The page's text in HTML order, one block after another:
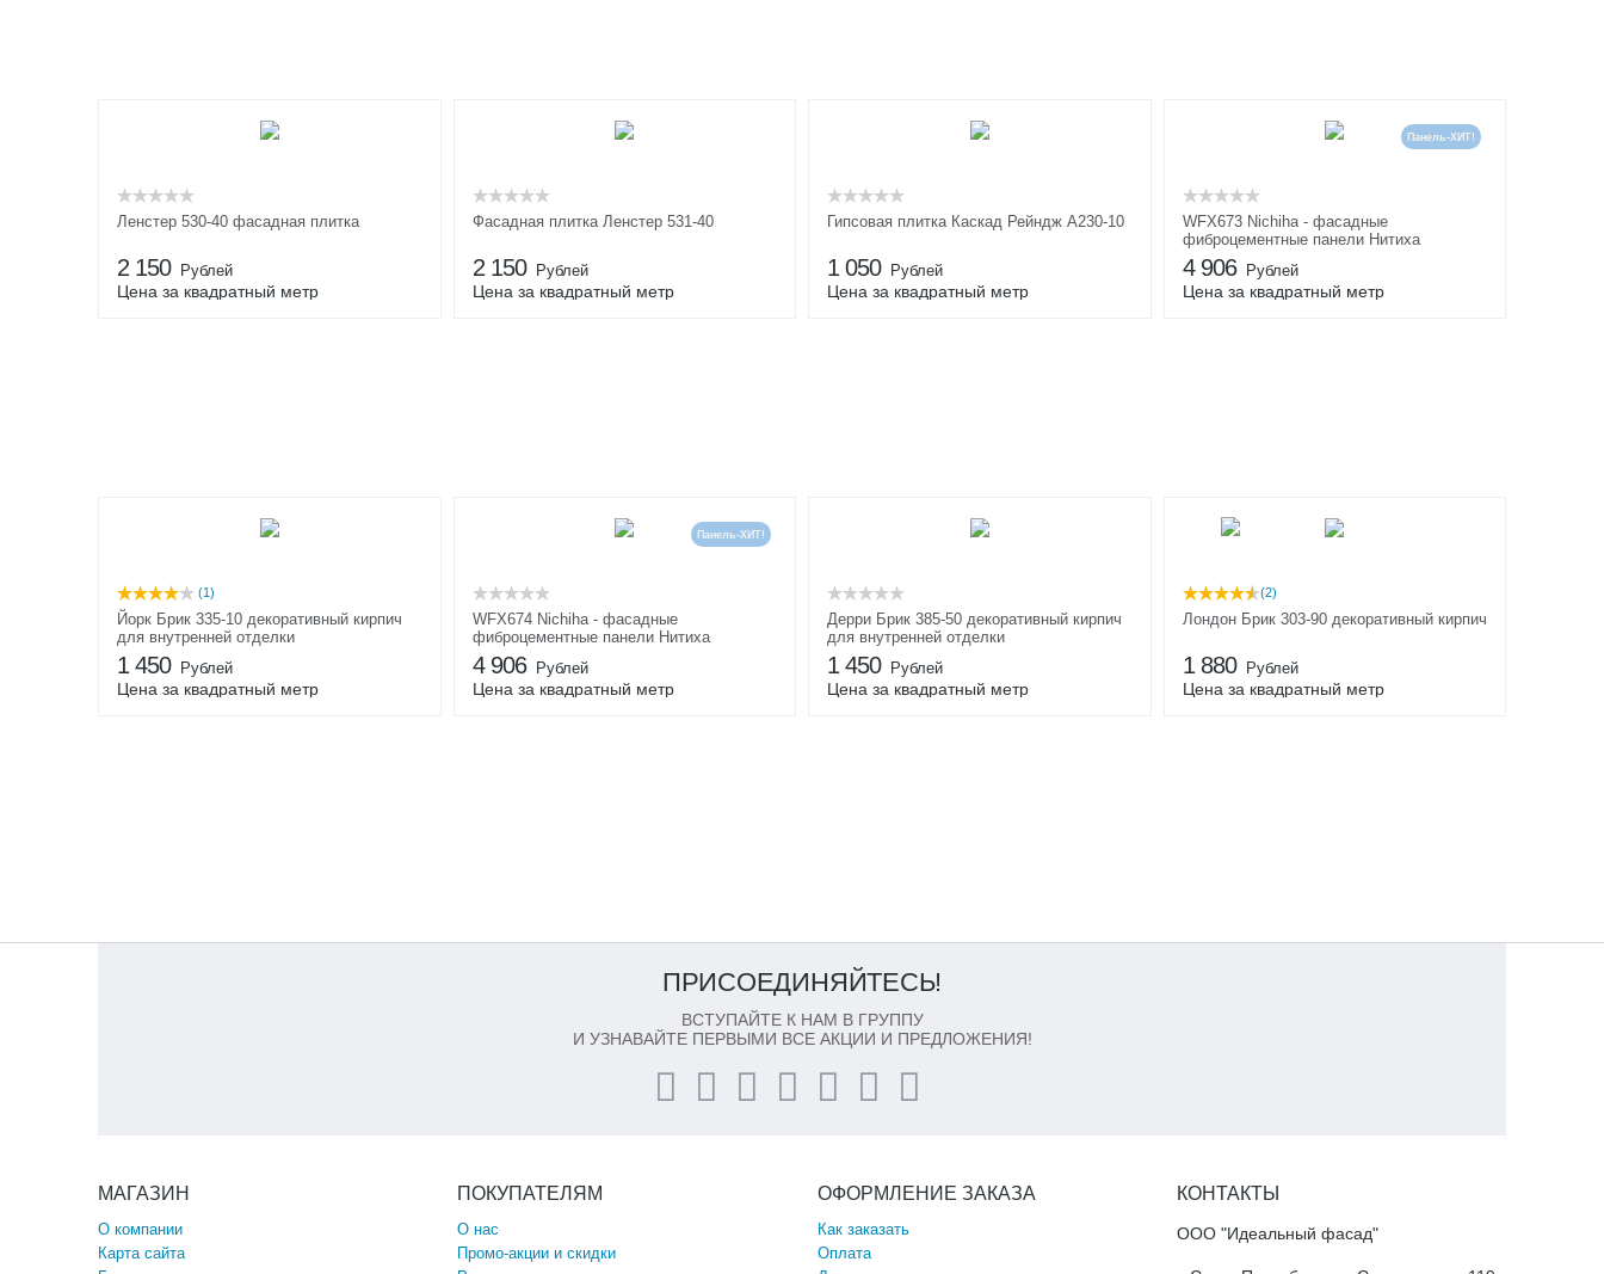
Ленстер 530-40 фасадная плитка
2 150 Рублей
Цена за квадратный метр
Фасадная плитка Ленстер 531-40
2 150 Рублей
Цена за квадратный метр
Гипсовая плитка Каскад Рейндж А230-10
1 050 Рублей
Цена за квадратный метр
Панель-ХИТ!
WFX673 Nichiha - фасадные
фиброцементные панели Нитиха
4 906 Рублей
Цена за квадратный метр
(1)
Йорк Брик 335-10 декоративный кирпич
для внутренней отделки
1 450 Рублей
Цена за квадратный метр
Панель-ХИТ!
WFX674 Nichiha - фасадные
фиброцементные панели Нитиха
4 906 Рублей
Цена за квадратный метр
Дерри Брик 385-50 декоративный кирпич
для внутренней отделки
1 450 Рублей
Цена за квадратный метр
(2)
Лондон Брик 303-90 декоративный кирпич
1 880 Рублей
Цена за квадратный метр
ПРИСОЕДИНЯЙТЕСЬ!
ВСТУПАЙТЕ К НАМ В ГРУППУ
И УЗНАВАЙТЕ ПЕРВЫМИ ВСЕ АКЦИИ И ПРЕДЛОЖЕНИЯ!
МАГАЗИН
О компании
Карта сайта
ПОКУПАТЕЛЯМ
О нас
Промо-акции и скидки
ОФОРМЛЕНИЕ ЗАКАЗА
Как заказать
Оплата
КОНТАКТЫ
ООО "Идеальный фасад"